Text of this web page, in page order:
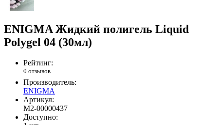
ENIGMA Жидкий полигель Liquid
Polygel 04 (30мл)
Рейтинг:
0 отзывов
Производитель:
ENIGMA
Артикул:
М2-00000437
Доступно: